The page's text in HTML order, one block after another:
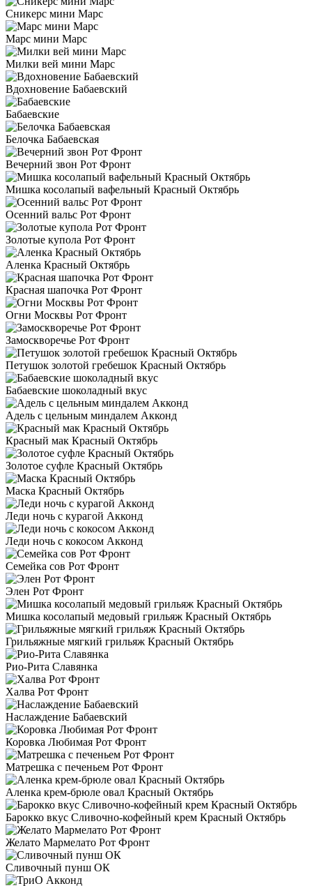
Сникерс мини Марс
Марс мини Марс
Милки вей мини Марс
Вдохновение Бабаевский
Бабаевские
Белочка Бабаевская
Вечерний звон Рот Фронт
Мишка косолапый вафельный Красный Октябрь
Осенний вальс Рот Фронт
Золотые купола Рот Фронт
Аленка Красный Октябрь
Красная шапочка Рот Фронт
Огни Москвы Рот Фронт
Замоскворечье Рот Фронт
Петушок золотой гребешок Красный Октябрь
Бабаевские шоколадный вкус
Адель с цельным миндалем Акконд
Красный мак Красный Октябрь
Золотое суфле Красный Октябрь
Маска Красный Октябрь
Леди ночь с курагой Акконд
Леди ночь с кокосом Акконд
Семейка сов Рот Фронт
Элен Рот Фронт
Мишка косолапый медовый грильяж Красный Октябрь
Грильяжные мягкий грильяж Красный Октябрь
Рио-Рита Славянка
Халва Рот Фронт
Наслаждение Бабаевский
Коровка Любимая Рот Фронт
Матрешка с печеньем Рот Фронт
Аленка крем-брюле овал Красный Октябрь
Барокко вкус Сливочно-кофейный крем Красный Октябрь
Желато Мармелато Рот Фронт
Сливочный пунш ОК